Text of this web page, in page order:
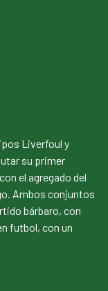
Liverfoul y
su primer
el agregado del
Ambos conjuntos
bárbaro, con
futbol, con un